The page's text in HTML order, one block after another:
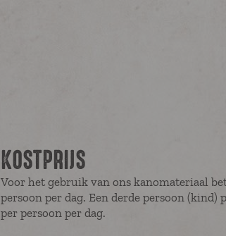
KOSTPRIJS
Voor het gebruik van ons kanomateriaal
persoon per dag. Een derde persoon (kind)
per persoon per dag.